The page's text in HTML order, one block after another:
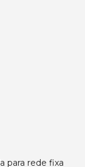
para rede fixa